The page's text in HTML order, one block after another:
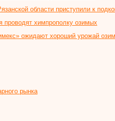
области приступили к
проводят химпрополку озимых
ожидают хороший урожай
рынка